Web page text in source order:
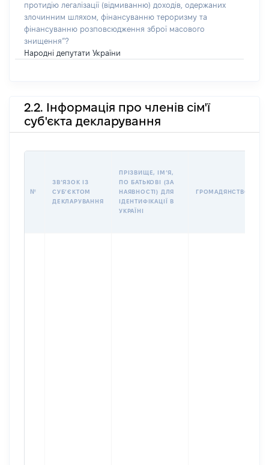
протидію легалізації (відмиванню) доходів, одержаних
злочинним шляхом, фінансуванню тероризму та
фінансуванню розповсюдження зброї масового
знищення”?
Народні депутати України
2.2. Інформація про членів сім'ї
суб'єкта декларування
№
ЗВʼЯЗОК ІЗ
СУБʼЄКТОМ
ДЕКЛАРУВАННЯ
ПРІЗВИЩЕ, ІМʼЯ,
ПО БАТЬКОВІ (ЗА
НАЯВНОСТІ) ДЛЯ
ІДЕНТИФІКАЦІЇ В
УКРАЇНІ
ГРОМАДЯНСТВО